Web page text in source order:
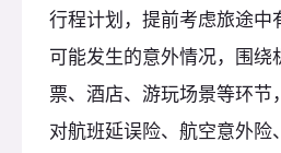
行程计划，提前考虑旅途中
可能发生的意外情况，围绕
票、酒店、游玩场景等环节，
对航班延误险、航空意外险、